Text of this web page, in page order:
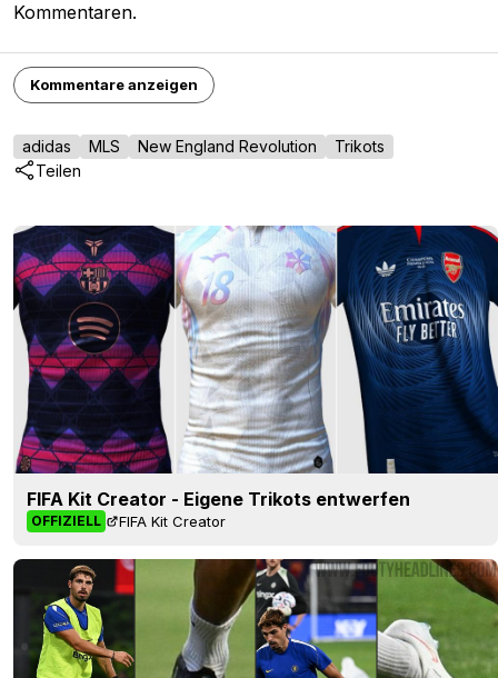
Kommentaren.
Kommentare anzeigen
adidas MLS New England Revolution
Trikots
Teilen
FIFA Kit Creator - Eigene Trikots entwerfen
OFFIZIELL FIFA Kit Creator